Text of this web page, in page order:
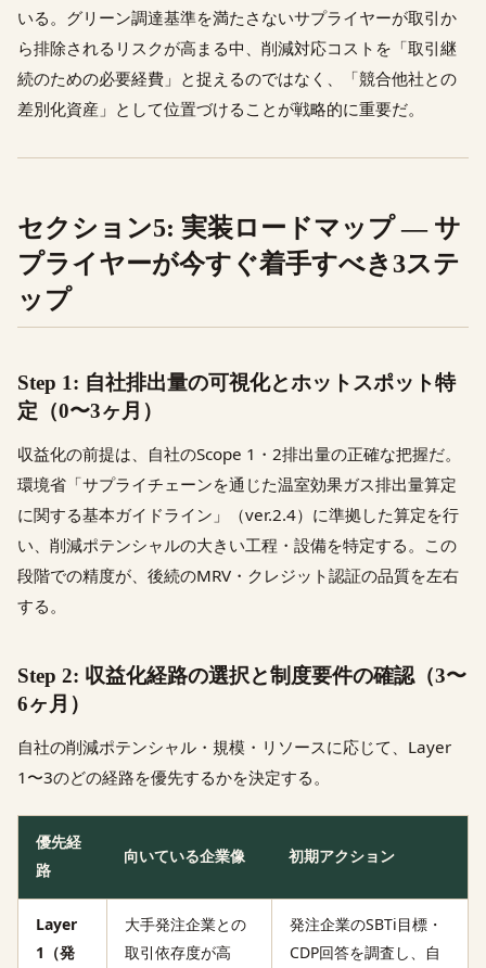
いる。グリーン調達基準を満たさないサプライヤーが取引か
ら排除されるリスクが高まる中、削減対応コストを「取引継
続のための必要経費」と捉えるのではなく、「競合他社との
差別化資産」として位置づけることが戦略的に重要だ。
セクション5: 実装ロードマップ — サ
プライヤーが今すぐ着手すべき3ステ
ップ
Step 1: 自社排出量の可視化とホットスポット特
定（0〜3ヶ月）
収益化の前提は、自社のScope 1・2排出量の正確な把握だ。
環境省「サプライチェーンを通じた温室効果ガス排出量算定
に関する基本ガイドライン」（ver.2.4）に準拠した算定を行
い、削減ポテンシャルの大きい工程・設備を特定する。この
段階での精度が、後続のMRV・クレジット認証の品質を左右
する。
Step 2: 収益化経路の選択と制度要件の確認（3〜
6ヶ月）
自社の削減ポテンシャル・規模・リソースに応じて、Layer
1〜3のどの経路を優先するかを決定する。
優先経
路
向いている企業像 初期アクション
Layer
1（発
大手発注企業との
取引依存度が高
発注企業のSBTi目標・
CDP回答を調査し、自